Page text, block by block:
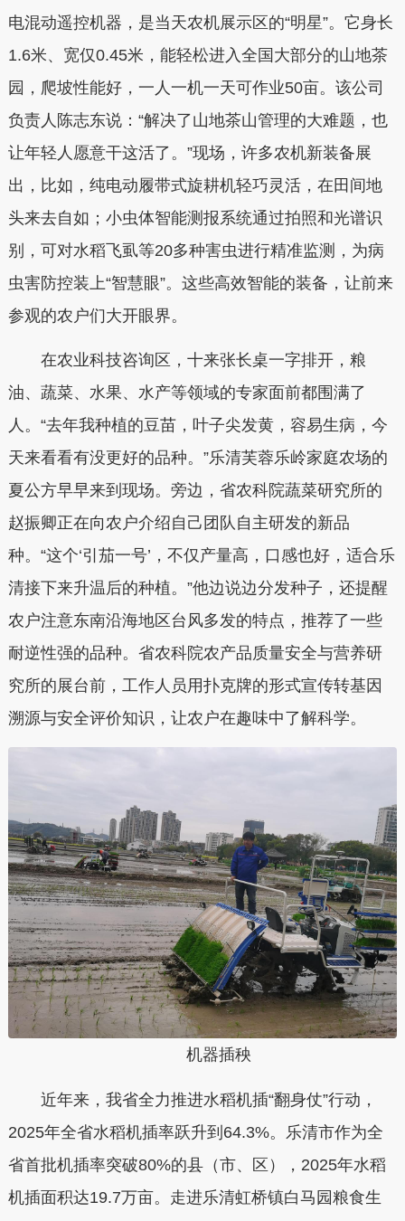
电混动遥控机器，是当天农机展示区的“明星”。它身长
1.6米、宽仅0.45米，能轻松进入全国大部分的山地茶
园，爬坡性能好，一人一机一天可作业50亩。该公司
负责人陈志东说：“解决了山地茶山管理的大难题，也
让年轻人愿意干这活了。”现场，许多农机新装备展
出，比如，纯电动履带式旋耕机轻巧灵活，在田间地
头来去自如；小虫体智能测报系统通过拍照和光谱识
别，可对水稻飞虱等20多种害虫进行精准监测，为病
虫害防控装上“智慧眼”。这些高效智能的装备，让前来
参观的农户们大开眼界。
在农业科技咨询区，十来张长桌一字排开，粮
油、蔬菜、水果、水产等领域的专家面前都围满了
人。“去年我种植的豆苗，叶子尖发黄，容易生病，今
天来看看有没更好的品种。”乐清芙蓉乐岭家庭农场的
夏公方早早来到现场。旁边，省农科院蔬菜研究所的
赵振卿正在向农户介绍自己团队自主研发的新品
种。“这个‘引茄一号’，不仅产量高，口感也好，适合乐
清接下来升温后的种植。”他边说边分发种子，还提醒
农户注意东南沿海地区台风多发的特点，推荐了一些
耐逆性强的品种。省农科院农产品质量安全与营养研
究所的展台前，工作人员用扑克牌的形式宣传转基因
溯源与安全评价知识，让农户在趣味中了解科学。
机器插秧
近年来，我省全力推进水稻机插“翻身仗”行动，
2025年全省水稻机插率跃升到64.3%。乐清市作为全
省首批机插率突破80%的县（市、区），2025年水稻
机插面积达19.7万亩。走进乐清虹桥镇白马园粮食生